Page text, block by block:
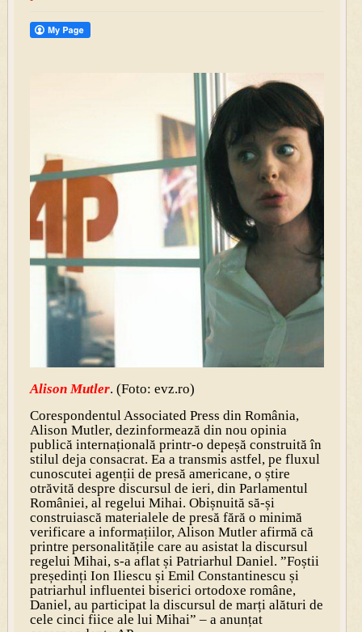
Alison Mutler. (Foto: evz.ro)
Corespondentul Associated Press din România,
Alison Mutler, dezinformează din nou opinia
publică internațională printr-o depeșă construită în
stilul deja consacrat. Ea a transmis astfel, pe fluxul
cunoscutei agenții de presă americane, o știre
otrăvită despre discursul de ieri, din Parlamentul
României, al regelui Mihai. Obișnuită să-și
construiască materialele de presă fără o minimă
verificare a informațiilor, Alison Mutler afirmă că
printre personalitățile care au asistat la discursul
regelui Mihai, s-a aflat și Patriarhul Daniel. ”Foștii
președinți Ion Iliescu și Emil Constantinescu și
patriarhul influentei biserici ortodoxe române,
Daniel, au participat la discursul de marți alături de
cele cinci fiice ale lui Mihai” – a anunțat